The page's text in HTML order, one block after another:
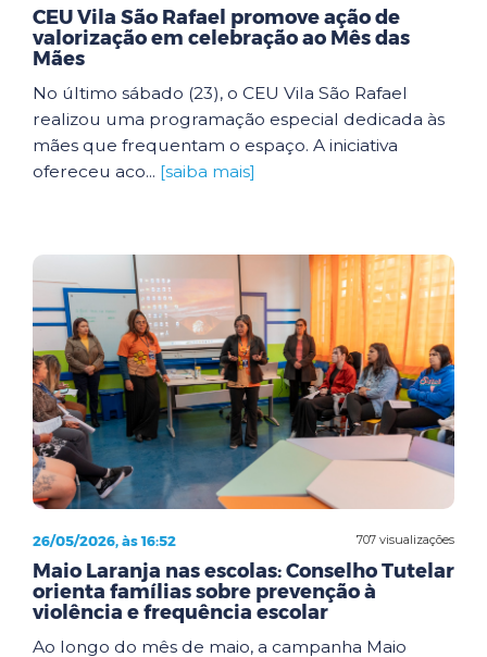
CEU Vila São Rafael promove ação de
valorização em celebração ao Mês das
Mães
No último sábado (23), o CEU Vila São Rafael
realizou uma programação especial dedicada às
mães que frequentam o espaço. A iniciativa
ofereceu aco... [saiba mais]
707 visualizações
26/05/2026, às 16:52
Maio Laranja nas escolas: Conselho Tutelar
orienta famílias sobre prevenção à
violência e frequência escolar
Ao longo do mês de maio, a campanha Maio